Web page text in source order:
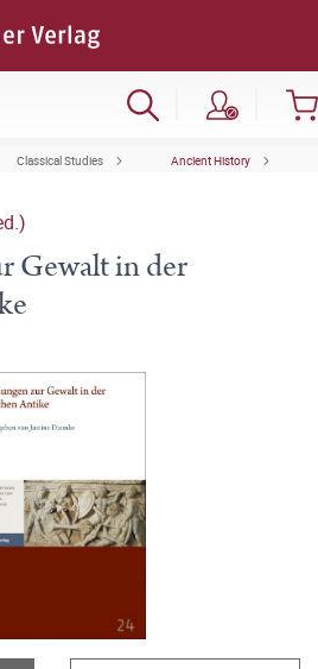
Classical Studies Ancient History
Gewalt in der